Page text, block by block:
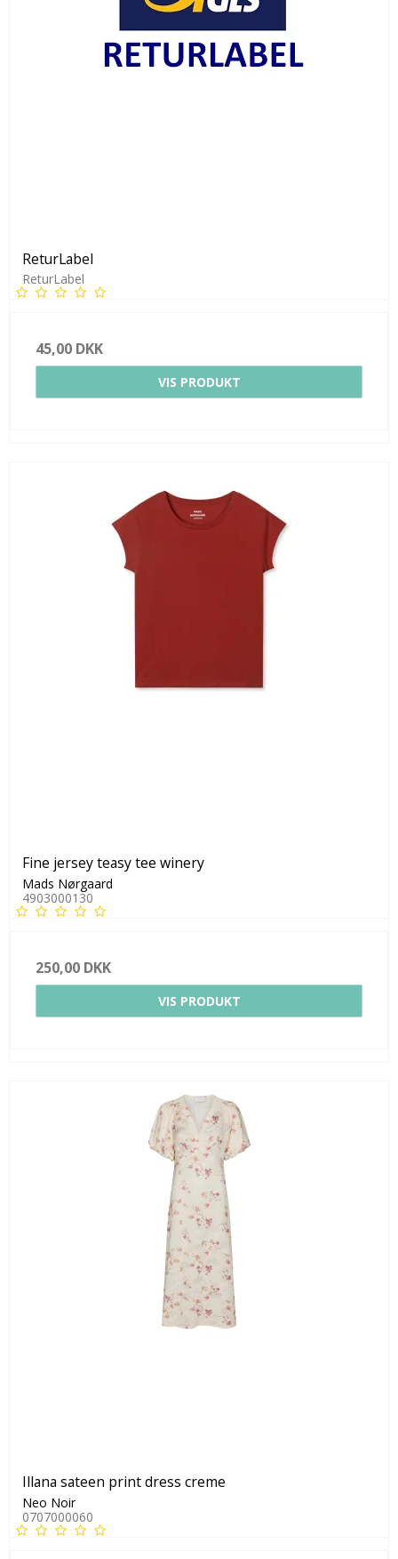
ReturLabel
ReturLabel
45,00 DKK
VIS PRODUKT
Fine jersey teasy tee winery
Mads Nørgaard
4903000130
250,00 DKK
VIS PRODUKT
Illana sateen print dress creme
Neo Noir
0707000060